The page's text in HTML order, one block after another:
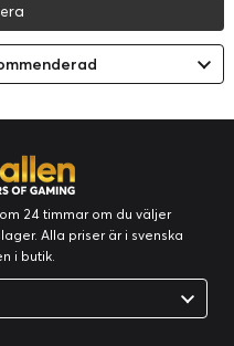
24 timmar om du väljer
Alla priser är i svenska
i butik.